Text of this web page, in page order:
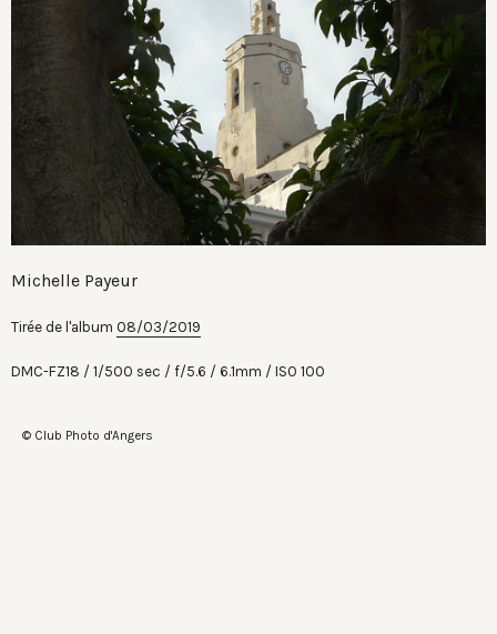
Michelle Payeur
Tirée de l'album 08/03/2019
DMC-FZ18 1/500 sec f/5.6 6.1mm ISO 100
© Club Photo d'Angers